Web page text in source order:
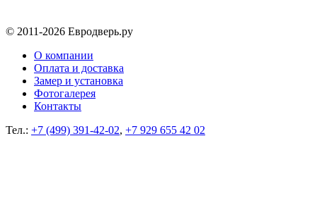
© 2011-2026 Евродверь.ру
О компании
Оплата и доставка
Замер и установка
Фотогалерея
Контакты
Тел.: +7 (499) 391-42-02, +7 929 655 42 02